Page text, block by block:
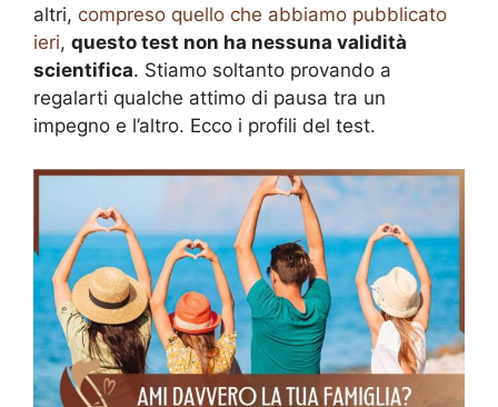
altri, compreso quello che abbiamo pubblicato
ieri, questo test non ha nessuna validità
scientifica. Stiamo soltanto provando a
regalarti qualche attimo di pausa tra un
impegno e l’altro. Ecco i profili del test.